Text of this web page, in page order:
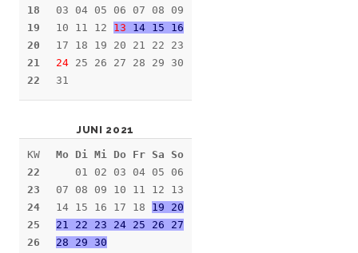
18
19
20
21
22
03 04 05 06 07 08 09
10 11 12 13 14 15 16
17 18 19 20 21 22 23
2425 26 27 28 29 30
31
JUNI 2021
KW
22
23
24
25
26
Mo Di Mi Do Fr Sa So
01 02 03 04 05 06
07 08 09 10 11 12 13
14 15 16 17 18 19 20
21 22 23 24 25 26 27
28 29 30